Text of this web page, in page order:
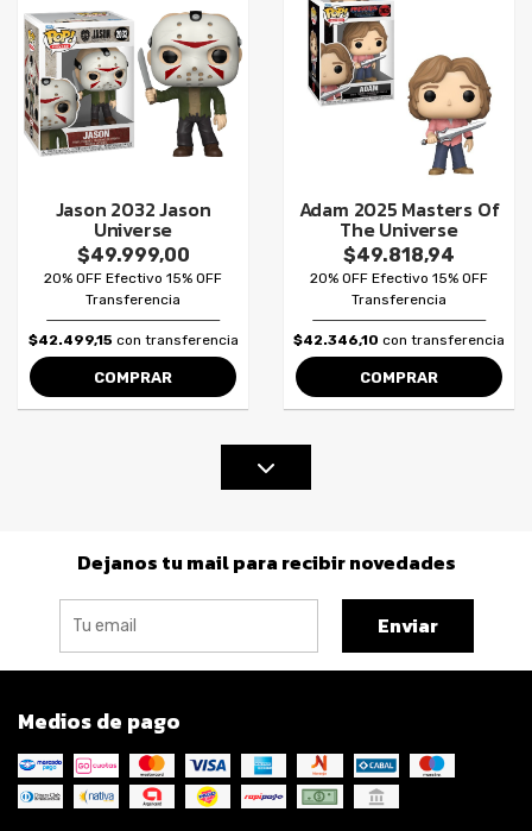
Jason 2032 Jason
Universe
$49.999,00
20% OFF Efectivo 15% OFF
Transferencia
$42.499,15 con transferencia
COMPRAR
Adam 2025 Masters Of
The Universe
$49.818,94
20% OFF Efectivo 15% OFF
Transferencia
$42.346,10 con transferencia
COMPRAR
Dejanos tu mail para recibir novedades
Enviar
Medios de pago